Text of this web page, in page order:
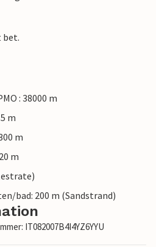
bet.
: 38000 m
m
m
m
bad: 200 m (Sandstrand)
IT082007B4I4YZ6YYU